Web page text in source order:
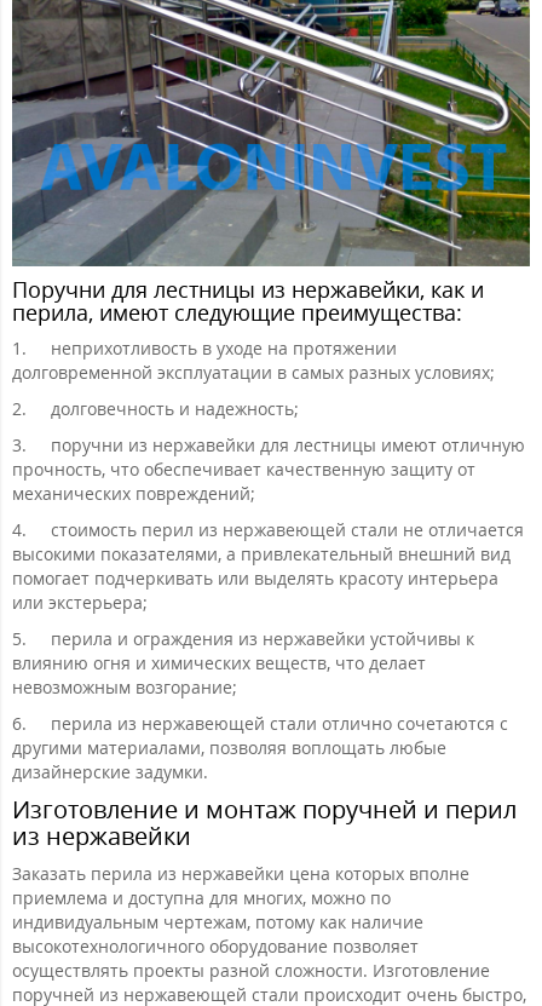
Поручни для лестницы из нержавейки, как и
перила, имеют следующие преимущества:
1.
неприхотливость в уходе на протяжении
долговременной эксплуатации в самых разных условиях;
2.
долговечность и надежность;
3.
поручни из нержавейки для лестницы имеют отличную
прочность, что обеспечивает качественную защиту от
механических повреждений;
4.
стоимость перил из нержавеющей стали не отличается
высокими показателями, а привлекательный внешний вид
помогает подчеркивать или выделять красоту интерьера
или экстерьера;
5.
перила и ограждения из нержавейки устойчивы к
влиянию огня и химических веществ, что делает
невозможным возгорание;
6.
перила из нержавеющей стали отлично сочетаются с
другими материалами, позволяя воплощать любые
дизайнерские задумки.
Изготовление и монтаж поручней и перил
из нержавейки
Заказать перила из нержавейки цена которых вполне
приемлема и доступна для многих, можно по
индивидуальным чертежам, потому как наличие
высокотехнологичного оборудование позволяет
осуществлять проекты разной сложности. Изготовление
поручней из нержавеющей стали происходит очень быстро,